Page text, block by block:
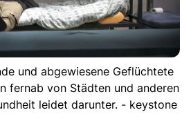
und abgewiesene Geflüchtete
fernab von Städten und anderen
leidet darunter. - keystone